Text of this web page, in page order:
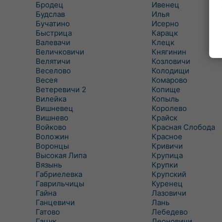
Бродец
Будслав
Бучатино
Быстрица
Валевачи
Величковичи
Велятичи
Веселово
Весея
Ветеревичи 2
Вилейка
Вишневец
Вишнево
Войково
Воложин
Воронцы
Высокая Липа
Вязынь
Габриелевка
Гаврильчицы
Гайна
Ганцевичи
Гатово
Ивенец
Илья
Исерно
Карацк
Клецк
Княгинин
Козловичи
Колодищи
Комарово
Копище
Копыль
Королево
Крайск
Красная Слобода
Красное
Кривичи
Крупица
Крупки
Крупский
Куренец
Лазовичи
Лань
Лебедево